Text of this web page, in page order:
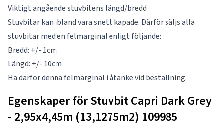
Viktigt angående stuvbitens längd/bredd
Stuvbitar kan ibland vara snett kapade. Därför säljs alla
stuvbitar med en felmarginal enligt följande:
Bredd: +/- 1cm
Längd: +/- 10cm
Ha därför denna felmarginal i åtanke vid beställning.
Egenskaper för Stuvbit Capri Dark Grey
- 2,95x4,45m (13,1275m2) 109985